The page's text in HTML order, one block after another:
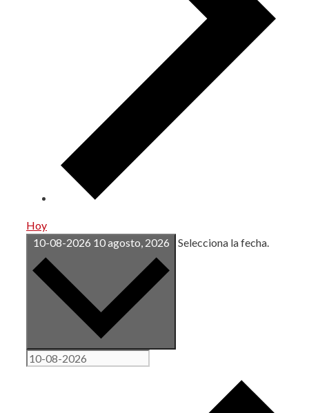
Hoy
10-08-2026 10 agosto, 2026 Selecciona la fecha.